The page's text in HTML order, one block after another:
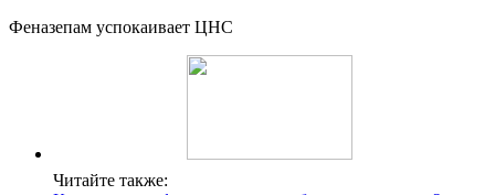
Феназепам успокаивает ЦНС
Читайте также: